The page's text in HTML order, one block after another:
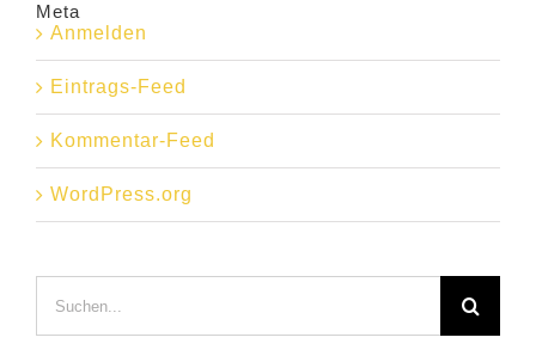
Meta
Anmelden
Eintrags-Feed
Kommentar-Feed
WordPress.org
nach: